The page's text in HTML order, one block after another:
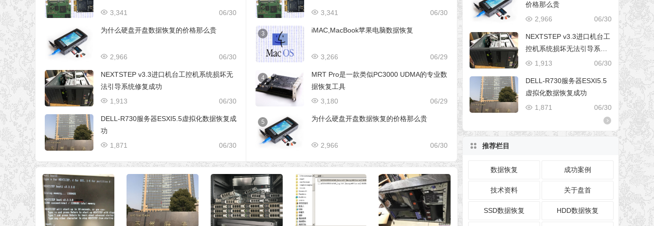
06/30
3,341
为什么硬盘开盘数据恢复的价格那么贵
06/30
2,966
NEXTSTEP v3.3进口机台工控机系统损坏无
法引导系统修复成功
06/30
1,913
DELL-R730服务器ESXI5.5虚拟化数据恢复成
功
06/30
1,871
06/30
3,341
3 iMAC,MacBook苹果电脑数据恢复
06/29
3,266
4
MRT Pro是一款类似PC3000 UDMA的专业数
据恢复工具
06/29
3,180
5 为什么硬盘开盘数据恢复的价格那么贵
06/30
2,966
价格那么贵
06/30
2,966
NEXTSTEP v3.3进口机台工
控机系统损坏无法引导系统
修复成功
06/30
1,913
DELL-R730服务器ESXI5.5
虚拟化数据恢复成功
06/30
1,871
推荐栏目
数据恢复 成功案例
技术资料 关于盘首
SSD数据恢复 HDD数据恢复